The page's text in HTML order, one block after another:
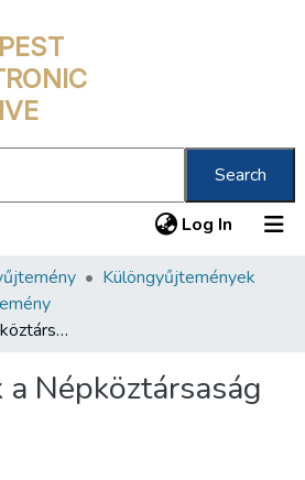
Search
Log In (current)
Különgyűjtemények
Társasházak a Népköztársaság útján
a Népköztársaság